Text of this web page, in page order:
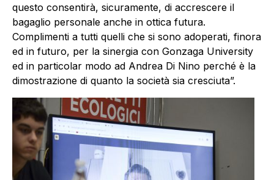
questo consentirà, sicuramente, di accrescere il
bagaglio personale anche in ottica futura.
Complimenti a tutti quelli che si sono adoperati, finora
ed in futuro, per la sinergia con Gonzaga University
ed in particolar modo ad Andrea Di Nino perché è la
dimostrazione di quanto la società sia cresciuta”.